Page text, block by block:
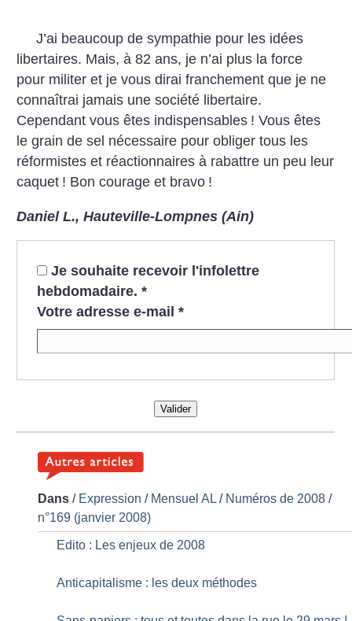
J’ai beaucoup de sympathie pour les idées
libertaires. Mais, à 82 ans, je n’ai plus la force
pour militer et je vous dirai franchement que je ne
connaîtrai jamais une société libertaire.
Cependant vous êtes indispensables ! Vous êtes
le grain de sel nécessaire pour obliger tous les
réformistes et réactionnaires à rabattre un peu leur
caquet ! Bon courage et bravo !
Daniel L., Hauteville-Lompnes (Ain)
Je souhaite recevoir l'infolettre
hebdomadaire. *
Votre adresse e-mail *
Valider
Dans / Expression / Mensuel AL / Numéros de 2008 /
n°169 (janvier 2008)
Edito : Les enjeux de 2008
Anticapitalisme : les deux méthodes